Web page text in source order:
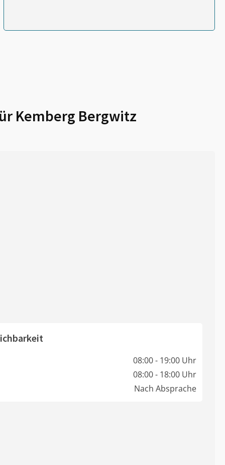
Kemberg Bergwitz
08:00 - 19:00 Uhr
08:00 - 18:00 Uhr
Nach Absprache